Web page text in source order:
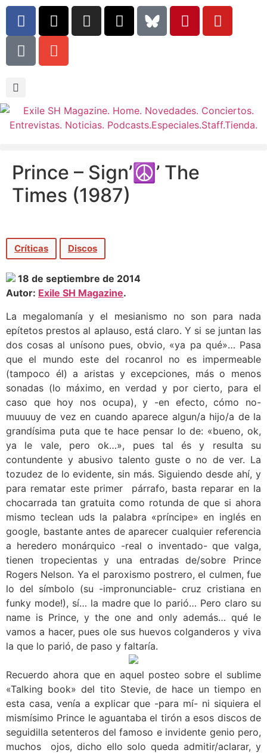
Prince – Sign’☮’ The
Times (1987)
Críticas Discos
18 de septiembre de 2014
Autor: Exile SH Magazine.
La megalomanía y el mesianismo no son para nada
epítetos prestos al aplauso, está claro. Y si se juntan las
dos cosas al unísono pues, obvio, «ya pa qué»… Pasa
que el mundo este del rocanrol no es impermeable
(tampoco él) a aristas y excepciones, más o menos
sonadas (lo máximo, en verdad y por cierto, para el
caso que hoy nos ocupa), y -en efecto, cómo no-
muuuuy de vez en cuando aparece algun/a hijo/a de la
grandísima puta que te hace pensar lo de: «bueno, ok,
ya le vale, pero ok…», pues tal és y resulta su
contundente y abusivo talento guste o no de ver. La
tozudez de lo evidente, sin más. Siguiendo desde ahí, y
para rematar este primer párrafo, basta reparar en la
chocarrada tan gratuita como rotunda de que si ahora
mismo teclean uds la palabra «príncipe» en inglés en
google, bastante antes de aparecer cualquier referencia
a heredero monárquico -real o inventado- que valga,
tienen tropecientas y una entradas de/sobre Prince
Rogers Nelson. Ya el paroxismo postrero, el culmen, fue
lo del símbolo (su -impronunciable- cruz cristiana en
funky mode!), sí… la madre que lo parió… Pero claro su
name is Prince, y the one and only además… qué le
vamos a hacer, pues ole sus huevos colganderos y viva
la que lo parió, de paso y faltaría.
Recuerdo ahora que en aquel posteo sobre el sublime
«Talking book» del tito Stevie, de hace un tiempo en
esta casa, venía a explicar que -para mí- ni siquiera el
mismísimo Prince le aguantaba el tirón a esos discos de
seguidilla setenteros del famoso e invidente genio pero,
muchos ojos, dicho ello solo queda admitir/aclarar, y